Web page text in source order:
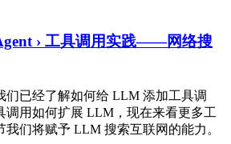
› 工具调用实践——网络搜
们已经了解如何给 LLM 添加工具调
调用如何扩展 LLM，现在来看更多工
们将赋予 LLM 搜索互联网的能力。